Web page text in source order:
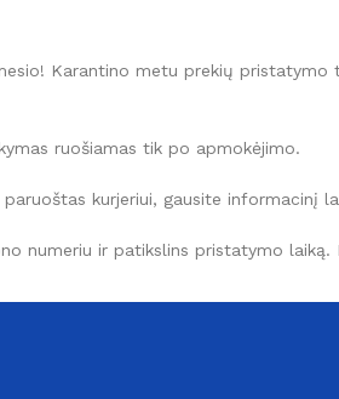
Karantino metu prekių pristatymo
ruošiamas tik po apmokėjimo.
kurjeriui, gausite informacinį
numeriu ir patikslins pristatymo